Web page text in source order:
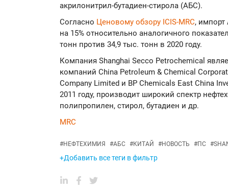
акрилонитрил-бутадиен-стирола (АБС).
Согласно Ценовому обзору ICIS-MRC,
на 15% относительно аналогичного
тонн против 34,9 тыс. тонн в 2020 году.
Компания Shanghai Secco Petrochemical
компаний China Petroleum & Chemical
Company Limited и BP Chemicals East China
2011 году, производит широкий спектр
полипропилен, стирол, бутадиен и др.
MRC
#НЕФТЕХИМИЯ #АБС #КИТАЙ #НОВОСТЬ #ПС #
+Добавить все теги в фильтр